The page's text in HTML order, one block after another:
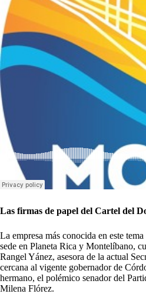
Las firmas de papel del Cartel del
La empresa más conocida en este tema
sede en Planeta Rica y Montelíbano,
Rangel Yánez, asesora de la actual
cercana al vigente gobernador de
hermano, el polémico senador del
Milena Flórez.